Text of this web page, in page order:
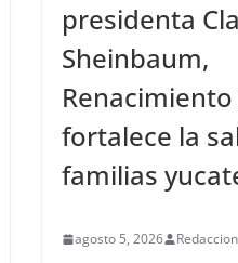
presidenta
Sheinbaum,
Renacimiento
fortalece la
familias
agosto 5, 2026 Redaccion